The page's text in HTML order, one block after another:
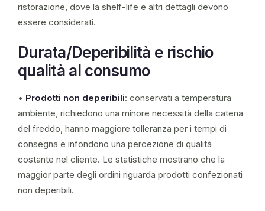
ristorazione, dove la shelf-life e altri dettagli devono
essere considerati.
Durata/Deperibilità e rischio
qualità al consumo
• Prodotti non deperibili: conservati a temperatura
ambiente, richiedono una minore necessità della catena
del freddo, hanno maggiore tolleranza per i tempi di
consegna e infondono una percezione di qualità
costante nel cliente. Le statistiche mostrano che la
maggior parte degli ordini riguarda prodotti confezionati
non deperibili.